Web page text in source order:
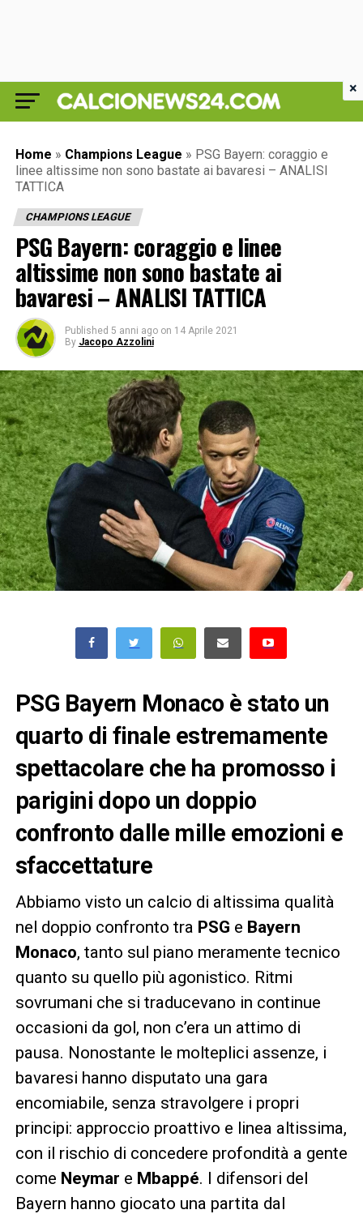
Home » Champions League » PSG Bayern: coraggio e
linee altissime non sono bastate ai bavaresi – ANALISI
TATTICA
CHAMPIONS LEAGUE
PSG Bayern: coraggio e linee
altissime non sono bastate ai
bavaresi – ANALISI TATTICA
Published 5 anni ago on 14 Aprile 2021
By Jacopo Azzolini
PSG Bayern Monaco è stato un
quarto di finale estremamente
spettacolare che ha promosso i
parigini dopo un doppio
confronto dalle mille emozioni e
sfaccettature
Abbiamo visto un calcio di altissima qualità
nel doppio confronto tra PSG e Bayern
Monaco, tanto sul piano meramente tecnico
quanto su quello più agonistico. Ritmi
sovrumani che si traducevano in continue
occasioni da gol, non c’era un attimo di
pausa. Nonostante le molteplici assenze, i
bavaresi hanno disputato una gara
encomiabile, senza stravolgere i propri
principi: approccio proattivo e linea altissima,
con il rischio di concedere profondità a gente
come Neymar e Mbappé. I difensori del
Bayern hanno giocato una partita dal
×